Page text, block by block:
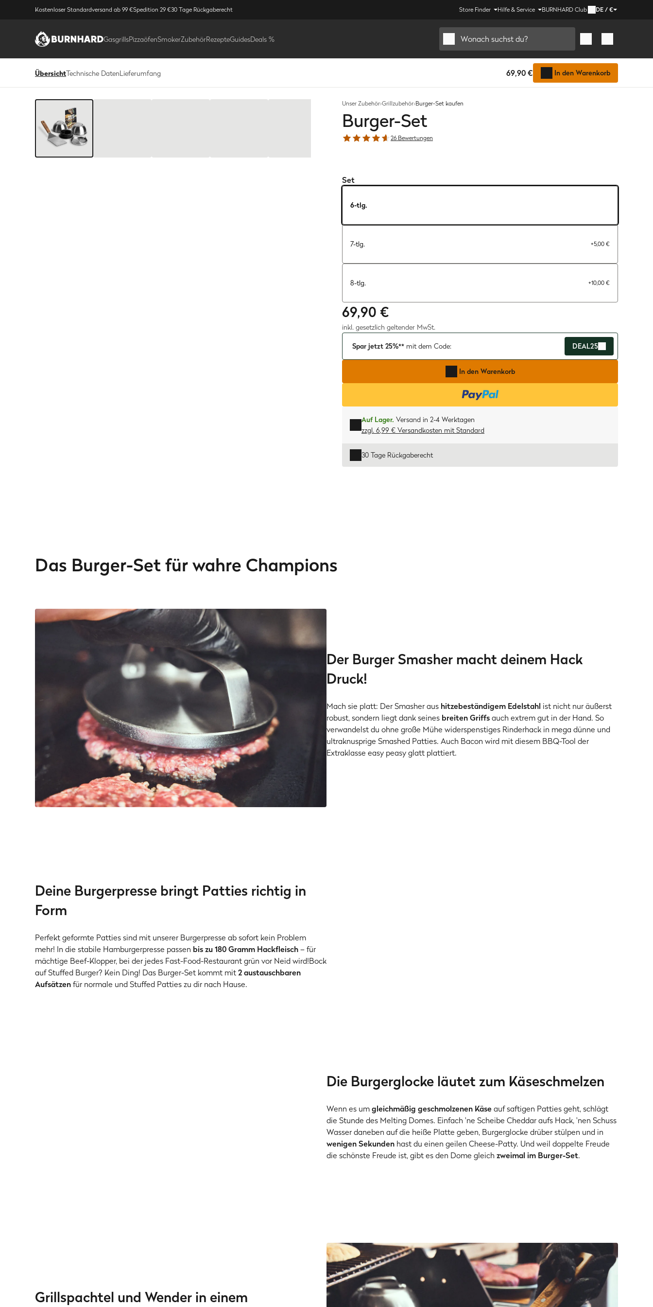
Kostenloser Standardversand ab 99 €Spedition 29 €30 Tage Rückgaberecht Store Finder Hilfe & Service BURNHARD Club DE/€
GasgrillsPizzaöfenSmokerZubehörRezepteGuidesDeals % Wonach suchst du?
ÜbersichtTechnische DatenLieferumfang 69,90 € In den Warenkorb
Unser Zubehör›Grillzubehör›Burger-Set kaufen
Burger-Set
26 Bewertungen
Bild
Set
6-tlg.
7-tlg. +5,00 €
8-tlg. +10,00 €
69,90 €
inkl. gesetzlich geltender MwSt.
Spar jetzt 25%** mit dem Code: DEAL25
In den Warenkorb
Auf Lager. Versand in 2-4 Werktagen
zzgl. 6,99 € Versandkosten mit Standard
30 Tage Rückgaberecht
Das Burger-Set für wahre Champions
Der Burger Smasher macht deinem Hack
Druck!
Mach sie platt: Der Smasher aus hitzebeständigem Edelstahl ist nicht nur äußerst
robust, sondern liegt dank seines breiten Griffsauch extrem gut in der Hand. So
verwandelst du ohne große Mühe widerspenstiges Rinderhack in mega dünne und
ultraknusprige Smashed Patties. Auch Bacon wird mit diesem BBQ-Tool der
Extraklasse easy peasy glatt plattiert.
Deine Burgerpresse bringt Patties richtig in
Form
Perfekt geformte Patties sind mit unserer Burgerpresse ab sofort kein Problem
mehr! In die stabile Hamburgerpresse passen bis zu 180 Gramm Hackfleisch– für
mächtige Beef-Klopper, bei der jedes Fast-Food-Restaurant grün vor Neid wird!Bock
auf Stuffed Burger? Kein Ding! Das Burger-Set kommt mit2 austauschbaren
Aufsätzenfür normale und Stuffed Patties zu dir nach Hause.
Die Burgerglocke läutet zum Käseschmelzen
Wenn es umgleichmäßig geschmolzenen Käseauf saftigen Patties geht, schlägt
die Stunde des Melting Domes. Einfach 'ne Scheibe Cheddar aufs Hack, 'nen Schuss
Wasser daneben auf die heiße Platte geben, Burgerglocke drüber stülpen und in
wenigen Sekunden hast du einen geilen Cheese-Patty. Und weil doppelte Freude
die schönste Freude ist, gibt es den Dome gleich zweimal im Burger-Set.
Grillspachtel und Wender in einem